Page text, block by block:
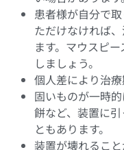
患者様が自分で
ただけなければ
ます。マウスピ
しましょう。
個人差により治療
固いものが一時
餅など、装置に
ともあります。
装置が壊れるこ